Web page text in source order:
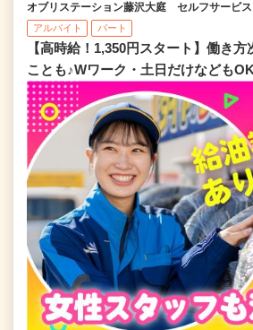
オブリステーション藤沢大庭 セルフサービス
アルバイト パート
【高時給！1,350円スタート】働き
ことも♪Wワーク・土日だけなども